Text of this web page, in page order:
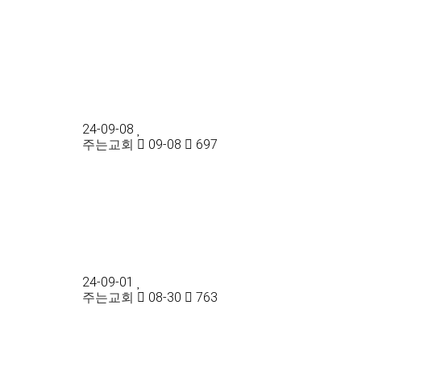
24-09-08
주는교회
09-08 697
24-09-01
주는교회
08-30 763